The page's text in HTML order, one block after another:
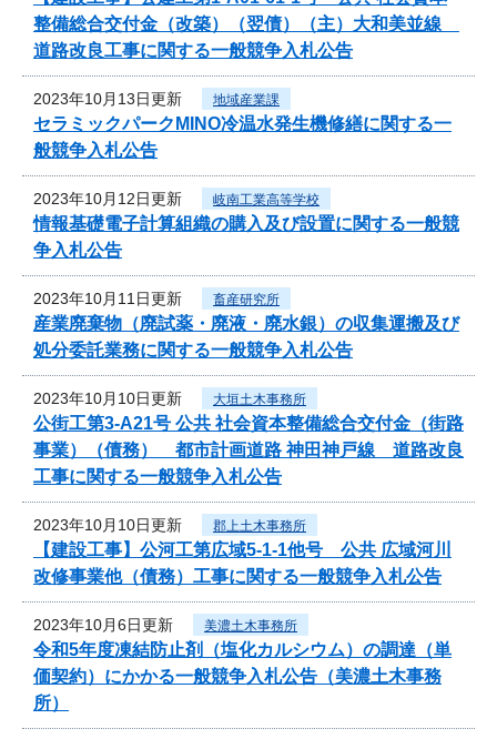
整備総合交付金（改築）（翌債）（主）大和美並線
道路改良工事に関する一般競争入札公告
2023年10月13日更新 地域産業課
セラミックパークMINO冷温水発生機修繕に関する一
般競争入札公告
2023年10月12日更新 岐南工業高等学校
情報基礎電子計算組織の購入及び設置に関する一般競
争入札公告
2023年10月11日更新 畜産研究所
産業廃棄物（廃試薬・廃液・廃水銀）の収集運搬及び
処分委託業務に関する一般競争入札公告
2023年10月10日更新 大垣土木事務所
公街工第3-A21号 公共 社会資本整備総合交付金（街路
事業）（債務） 都市計画道路 神田神戸線 道路改良
工事に関する一般競争入札公告
2023年10月10日更新 郡上土木事務所
【建設工事】公河工第広域5-1-1他号 公共 広域河川
改修事業他（債務）工事に関する一般競争入札公告
2023年10月6日更新 美濃土木事務所
令和5年度凍結防止剤（塩化カルシウム）の調達（単
価契約）にかかる一般競争入札公告（美濃土木事務
所）